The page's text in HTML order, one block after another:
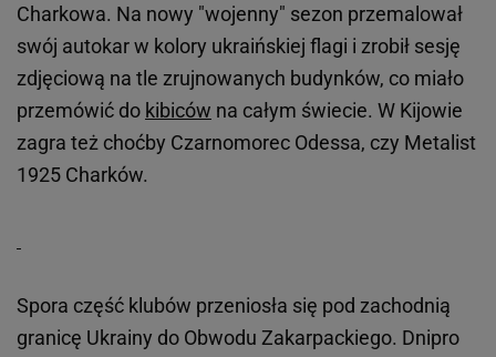
Charkowa. Na nowy "wojenny" sezon przemalował
swój autokar w kolory ukraińskiej flagi i zrobił sesję
zdjęciową na tle zrujnowanych budynków, co miało
przemówić do kibiców na całym świecie. W Kijowie
zagra też choćby Czarnomorec Odessa, czy Metalist
1925 Charków.
Spora część klubów przeniosła się pod zachodnią
granicę Ukrainy do Obwodu Zakarpackiego. Dnipro